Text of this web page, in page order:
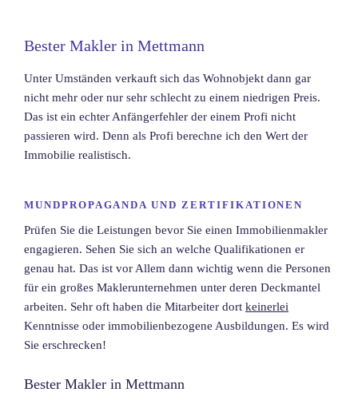
Bester Makler in Mettmann
Unter Umständen verkauft sich das Wohnobjekt dann gar
nicht mehr oder nur sehr schlecht zu einem niedrigen Preis.
Das ist ein echter Anfängerfehler der einem Profi nicht
passieren wird. Denn als Profi berechne ich den Wert der
Immobilie realistisch.
MUNDPROPAGANDA UND ZERTIFIKATIONEN
Prüfen Sie die Leistungen bevor Sie einen Immobilienmakler
engagieren. Sehen Sie sich an welche Qualifikationen er
genau hat. Das ist vor Allem dann wichtig wenn die Personen
für ein großes Maklerunternehmen unter deren Deckmantel
arbeiten. Sehr oft haben die Mitarbeiter dort keinerlei
Kenntnisse oder immobilienbezogene Ausbildungen. Es wird
Sie erschrecken!
Bester Makler in Mettmann